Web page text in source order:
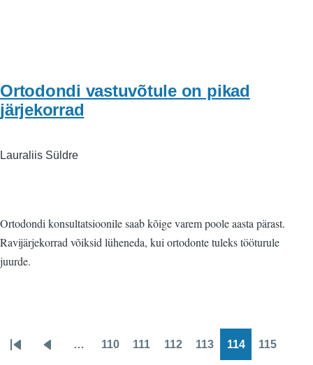
Ortodondi vastuvõtule on pikad
järjekorrad
Lauraliis Süldre
Ortodondi konsultatsioonile saab kõige varem poole aasta pärast.
Ravijärjekorrad võiksid lüheneda, kui ortodonte tuleks tööturule
juurde.
Pagination
EsimeneEelmine
… 110 111 112 113 114 115